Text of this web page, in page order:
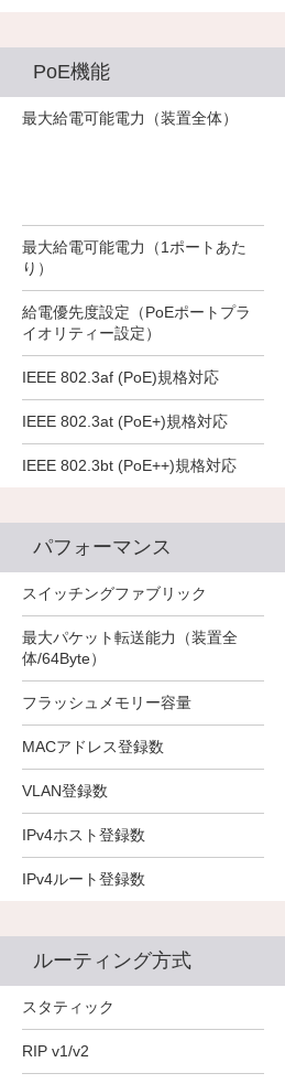
PoE機能
最大給電可能電力（装置全体）
最大給電可能電力（1ポートあた
り）
給電優先度設定（PoEポートプラ
イオリティー設定）
IEEE 802.3af (PoE)規格対応
IEEE 802.3at (PoE+)規格対応
IEEE 802.3bt (PoE++)規格対応
－
－
－
－
－
－
－
－
－
－
－
－
パフォーマンス
スイッチングファブリック
最大パケット転送能力（装置全
体/64Byte）
フラッシュメモリー容量
MACアドレス登録数
VLAN登録数
IPv4ホスト登録数
IPv4ルート登録数
1.92Tbps
1309.52Mpps
4Gbyte
160,000
4,094個
96,000
12,000
1.92Tbps
1190.47Mpps
4Gbyte
ルーティング方式
スタティック
RIP v1/v2
○
○